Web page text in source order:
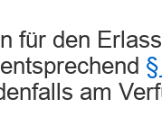
für den
am